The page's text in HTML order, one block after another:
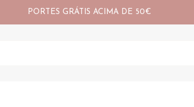
PORTES GRÁTIS ACIMA DE 50€